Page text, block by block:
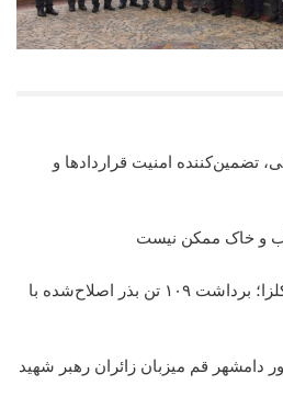
تضمین‌کننده امنیت قراردادها و
و خاک ممکن نیست
رکوردشکنی در تولید بذر کلزا؛ برداشت ۱۰۹ تن بذر اصلاح‌شده با
قم میزبان زائران رهبر شهید